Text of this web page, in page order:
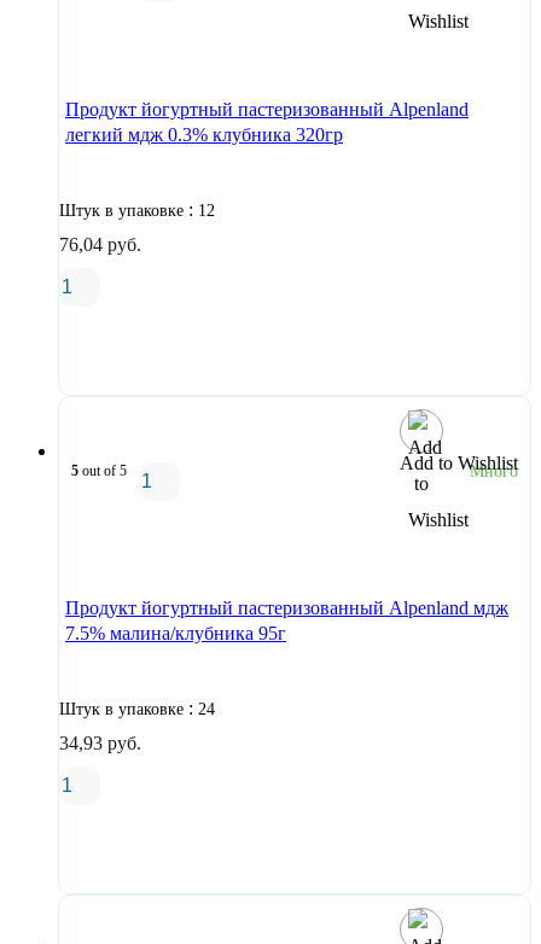
Продукт йогуртный пастеризованный Alpenland
легкий мдж 0.3% клубника 320гр
Штук в упаковке : 12
76,04 руб.
Add to Wishlist
5 out of 5 Много
Продукт йогуртный пастеризованный Alpenland мдж
7.5% малина/клубника 95г
Штук в упаковке : 24
34,93 руб.